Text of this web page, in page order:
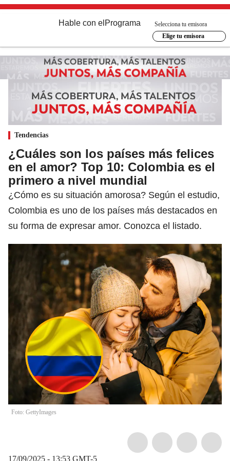
Hable con el Programa
Selecciona tu emisora
Elige tu emisora
Tendencias
¿Cuáles son los países más felices
en el amor? Top 10: Colombia es el
primero a nivel mundial
¿Cómo es su situación amorosa? Según el estudio,
Colombia es uno de los países más destacados en
su forma de expresar amor. Conozca el listado.
Foto: GettyImages
17/09/2025 - 13:53 GMT-5